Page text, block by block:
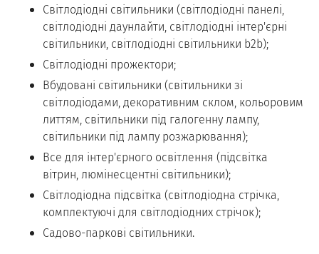
Світлодіодні світильники (світлодіодні панелі,
світлодіодні даунлайти, світлодіодні інтер'єрні
світильники, світлодіодні світильники b2b);
Світлодіодні прожектори;
Вбудовані світильники (світильники зі
світлодіодами, декоративним склом, кольоровим
литтям, світильники під галогенну лампу,
світильники під лампу розжарювання);
Все для інтер'єрного освітлення (підсвітка
вітрин, люмінесцентні світильники);
Світлодіодна підсвітка (світлодіодна стрічка,
комплектуючі для світлодіодних стрічок);
Садово-паркові світильники.